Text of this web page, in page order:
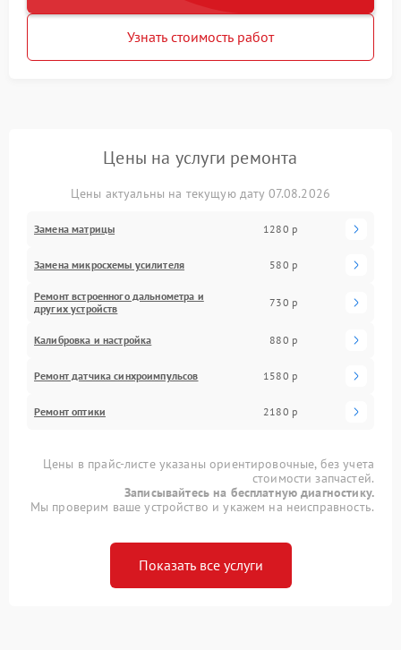
Узнать стоимость работ
Цены на услуги ремонта
Цены актуальны на текущую дату 07.08.2026
Замена матрицы 1280 р
Замена микросхемы усилителя 580 р
Ремонт встроенного дальнометра и
других устройств
730 р
Калибровка и настройка 880 р
Ремонт датчика синхроимпульсов 1580 р
Ремонт оптики 2180 р
Цены в прайс-листе указаны ориентировочные, без учета
стоимости запчастей.
Записывайтесь на бесплатную диагностику.
Мы проверим ваше устройство и укажем на неисправность.
Показать все услуги